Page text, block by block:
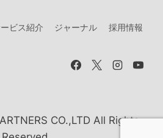
ビス紹介 ジャーナル 採用情報
CO.,LTD All Rights